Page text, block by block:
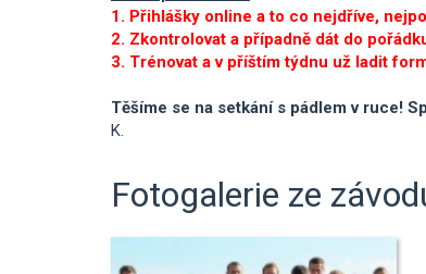
1. Přihlášky online a to co nejdříve,
2. Zkontrolovat a případně dát do
3. Trénovat a v příštím týdnu už ladit
Těšíme se na setkání s pádlem v ruce!
K.
Fotogalerie ze